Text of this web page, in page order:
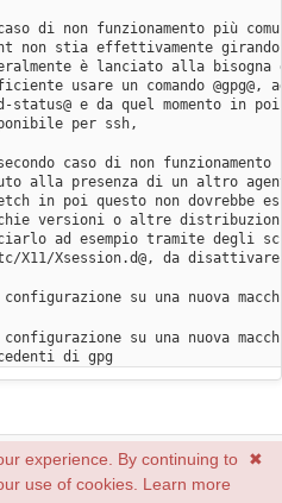
di non funzionamento più
non stia effettivamente
è lanciato alla bisogna
usare un comando @gpg@,
status@ e da quel momento in
per ssh,
caso di non funzionamento
alla presenza di un altro
in poi questo non dovrebbe
versioni o altre
ad esempio tramite degli
X11/Xsession.d@, da
su una nuova
configurazione su una nuova
di gpg
Via Monferrato, 6 50142 Firenze.
15.000 euro i.v. Registro delle
✖
experience. By continuing to
use of cookies. Learn more